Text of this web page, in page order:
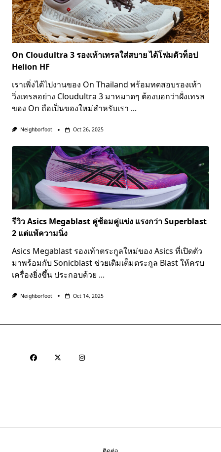
On Cloudultra 3 รองเท้าเทรลใส่สบาย ได้โฟมตัวท็อป
Helion HF
เราเพิ่งได้ไปงานของ On Thailand พร้อมทดสอบรองเท้า
วิ่งเทรลอย่าง Cloudultra 3 มาหมาดๆ ต้องบอกว่าฝั่งเทรล
ของ On ถือเป็นของใหม่สำหรับเรา ...
Neighborfoot Oct 26, 2025
รีวิว Asics Megablast คู่ซ้อมคู่แข่ง แรงกว่า Superblast
2 แต่แพ้ความนิ่ง
Asics Megablast รองเท้าตระกูลใหม่ของ Asics ที่เปิดตัว
มาพร้อมกับ Sonicblast ช่วยเติมเต็มตระกูล Blast ให้ครบ
เครื่องยิ่งขึ้น ประกอบด้วย ...
Neighborfoot Oct 14, 2025